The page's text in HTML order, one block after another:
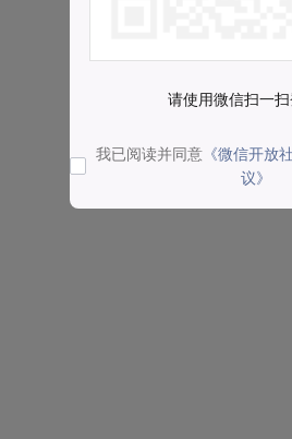
请使用微信扫一
我已阅读并同意 《微信开放
议》